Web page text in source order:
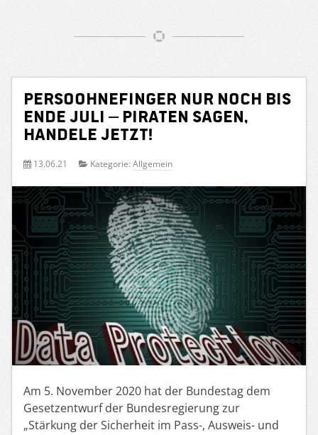
PersoOhneFinger nur noch bis
Ende Juli – Piraten sagen,
handele jetzt!
13.06.21 Kategorie: Allgemein
Am 5. November 2020 hat der Bundestag dem
Gesetzentwurf der Bundesregierung zur
„Stärkung der Sicherheit im Pass-, Ausweis- und